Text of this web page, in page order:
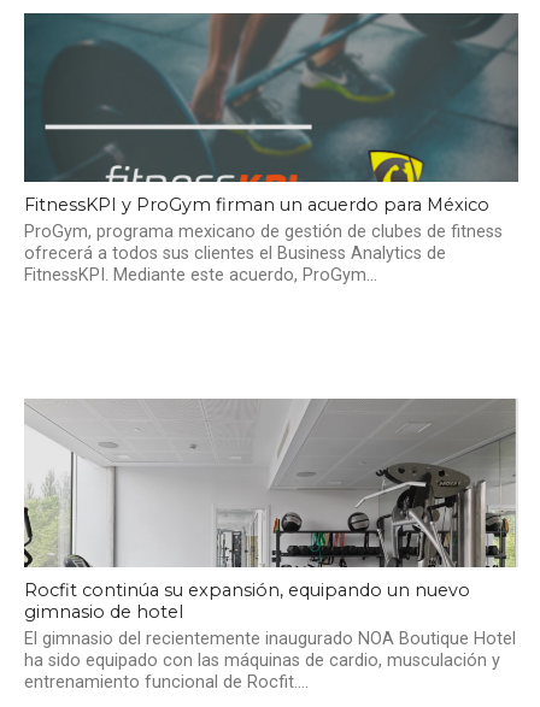
FitnessKPI y ProGym firman un acuerdo para México
ProGym, programa mexicano de gestión de clubes de fitness
ofrecerá a todos sus clientes el Business Analytics de
FitnessKPI. Mediante este acuerdo, ProGym...
Rocfit continúa su expansión, equipando un nuevo
gimnasio de hotel
El gimnasio del recientemente inaugurado NOA Boutique Hotel
ha sido equipado con las máquinas de cardio, musculación y
entrenamiento funcional de Rocfit....